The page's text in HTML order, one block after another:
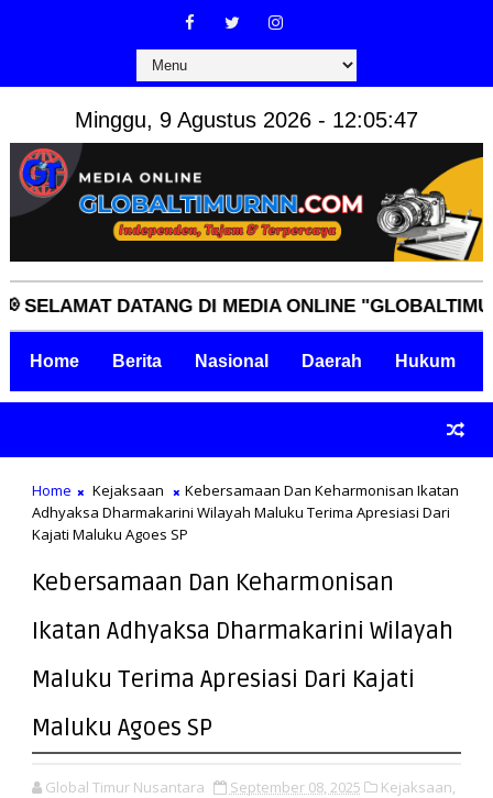
Minggu, 9 Agustus 2026 - 12:05:48
DATANG DI MEDIA ONLINE
Home Berita Nasional Daerah Hukum
Home Kejaksaan
Kebersamaan Dan Keharmonisan Ikatan
Adhyaksa Dharmakarini Wilayah Maluku Terima Apresiasi Dari
Kajati Maluku Agoes SP
Kebersamaan Dan Keharmonisan
Ikatan Adhyaksa Dharmakarini Wilayah
Maluku Terima Apresiasi Dari Kajati
Maluku Agoes SP
Global Timur Nusantara September 08, 2025 Kejaksaan,